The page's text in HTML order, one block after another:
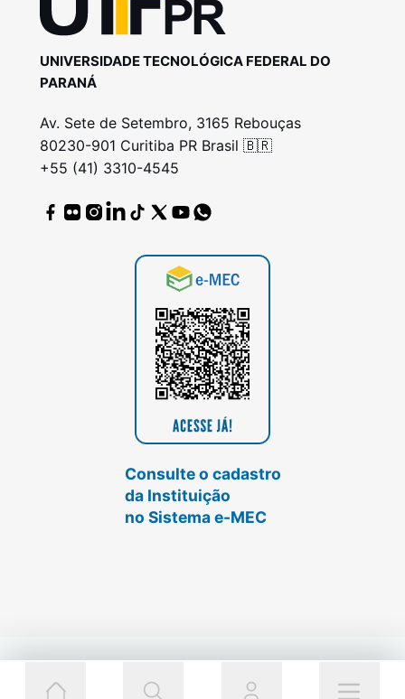
UNIVERSIDADE TECNOLÓGICA FEDERAL DO
PARANÁ
Av. Sete de Setembro, 3165 Rebouças
80230-901 Curitiba PR Brasil 🇧🇷
+55 (41) 3310-4545
Consulte o cadastro
da Instituição
no Sistema e-MEC